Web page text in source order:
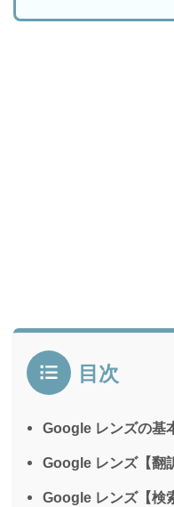
目次
Google レンズの基
Google レンズ【翻
Google レンズ【検